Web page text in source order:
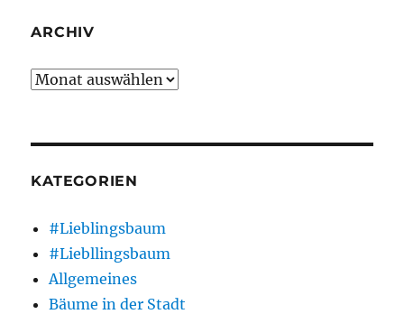
ARCHIV
Archiv
KATEGORIEN
#Lieblingsbaum
#Liebllingsbaum
Allgemeines
Bäume in der Stadt